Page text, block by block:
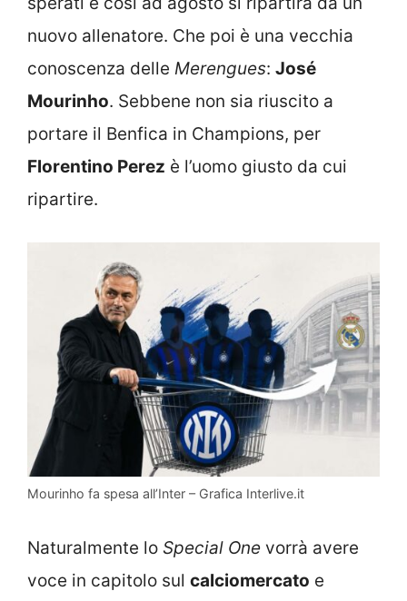
nuovo allenatore. Che poi è una vecchia
conoscenza delle Merengues: José
Mourinho. Sebbene non sia riuscito a
portare il Benfica in Champions, per
Florentino Perez è l’uomo giusto da cui
ripartire.
Mourinho fa spesa all’Inter – Grafica Interlive.it
Naturalmente lo Special One vorrà avere
voce in capitolo sul calciomercato e